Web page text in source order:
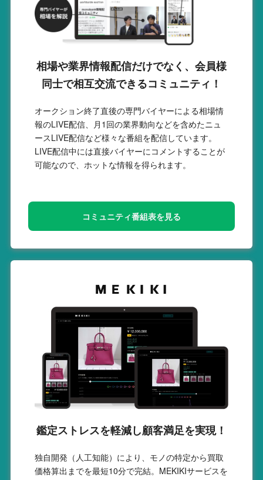
相場や業界情報配信だけでなく、会員様
同士で相互交流できるコミュニティ！
オークション終了直後の専門バイヤーによる相場情
報のLIVE配信、月1回の業界動向などを含めたニュ
ースLIVE配信など様々な番組を配信しています。
LIVE配信中には直接バイヤーにコメントすることが
可能なので、ホットな情報を得られます。
コミュニティ番組表を見る
鑑定ストレスを軽減し顧客満足を実現！
独自開発（人工知能）により、モノの特定から買取
価格算出までを最短10分で完結。MEKIKIサービスを